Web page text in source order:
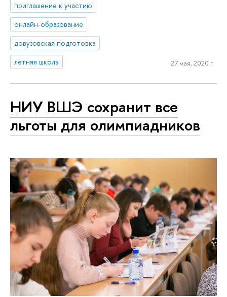
приглашение к участию
онлайн-образование
довузовская подготовка
летняя школа
27 мая, 2020 г.
НИУ ВШЭ сохранит все
льготы для олимпиадников